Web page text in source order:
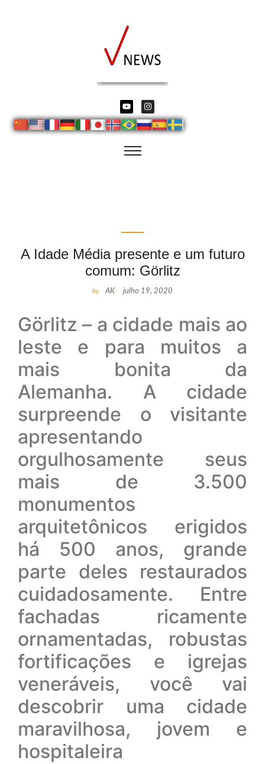
A Idade Média presente e um futuro
comum: Görlitz
by AK- julho 19, 2020
Görlitz – a cidade mais ao
leste e para muitos a
mais bonita da
Alemanha. A cidade
surpreende o visitante
apresentando
orgulhosamente seus
mais de 3.500
monumentos
arquitetônicos erigidos
há 500 anos, grande
parte deles restaurados
cuidadosamente. Entre
fachadas ricamente
ornamentadas, robustas
fortificações e igrejas
veneráveis, você vai
descobrir uma cidade
maravilhosa, jovem e
hospitaleira